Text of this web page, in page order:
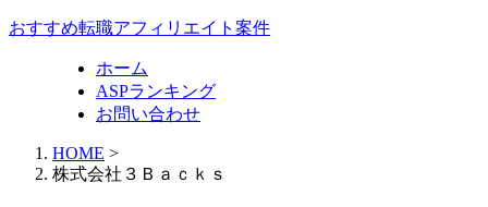
おすすめ転職アフィリエイト案件
ホーム
ASPランキング
お問い合わせ
HOME >
株式会社３Ｂａｃｋｓ